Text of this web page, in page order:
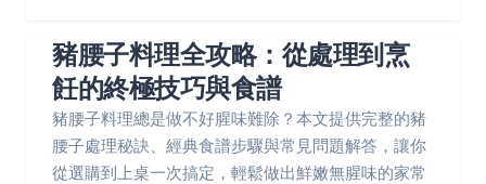
豬腰子料理全攻略：從處理到烹
飪的終極技巧與食譜
豬腰子料理總是做不好腥味難除？本文提供完整的豬
腰子處理秘訣、經典食譜步驟與常見問題解答，讓你
從選購到上桌一次搞定，輕鬆做出鮮嫩無腥味的家常